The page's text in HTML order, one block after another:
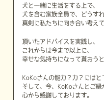
犬と一緒に生活をする上で、
犬を含む家族全員で、どうす
真剣に私たちに向き合い考え
頂いたアドバイスを実践し、
これからは今まで以上に、
幸せな気持ちになって貰おう
KoKoさんの能力？力？にはと
そして、今、KoKoさんとご縁
心から感謝しております。